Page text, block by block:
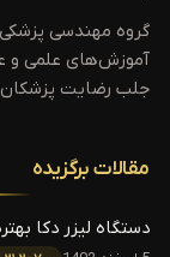
گروه مهندسی پزشکی
آموزش‌های علمی و
جلب رضایت پزشکان
مقالات برگزیده
دستگاه لیزر دکا